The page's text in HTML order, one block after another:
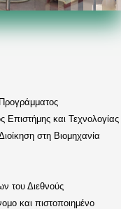
και Τεχνολογίας
στη Βιομηχανία
του Διεθνούς
και πιστοποιημένο